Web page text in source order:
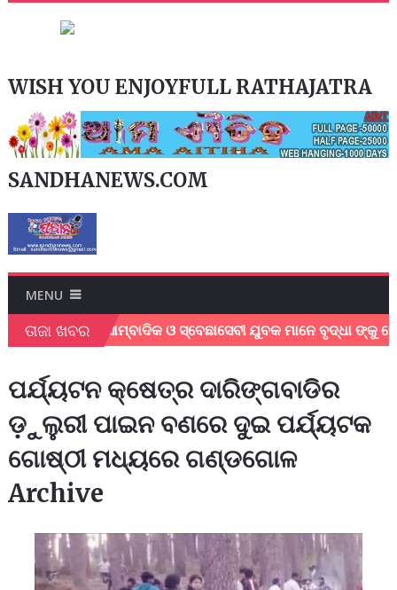
WISH YOU ENJOYFULL RATHAJATRA
SANDHANEWS.COM
MENU
ତାଜା ଖବର
ସ୍ଥାନୀୟ ସାମ୍ବାଦିକ ଓ ସ୍ବେଛାସେବୀ ଯୁବକ ମାନେ ବୃଦ୍ଧା ଙ୍କୁ
ପର୍ଯ୍ୟଟନ କ୍ଷେତ୍ର ଦାରିଙ୍ଗବାଡିର
ଡ଼ୁଲୁରୀ ପାଇନ ବଣରେ ଦୁଇ ପର୍ଯ୍ୟଟକ
ଗୋଷ୍ଠୀ ମଧ୍ୟରେ ଗଣ୍ଡଗୋଳ
Archive